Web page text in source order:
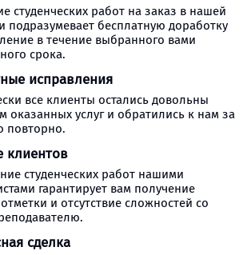
студенческих работ на заказ в нашей
подразумевает бесплатную доработку
в течение выбранного вами
срока.
исправления
все клиенты остались довольны
оказанных услуг и обратились к нам за
повторно.
клиентов
студенческих работ нашими
гарантирует вам получение
и отсутствие сложностей со
сделка